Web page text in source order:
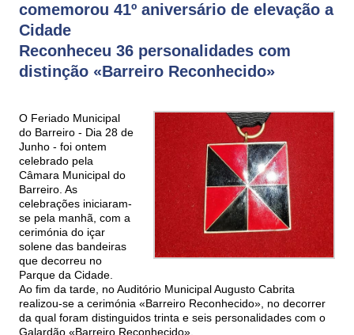
comemorou 41º aniversário de elevação a
Cidade
Reconheceu 36 personalidades com
distinção «Barreiro Reconhecido»
O Feriado Municipal
do Barreiro - Dia 28 de
Junho - foi ontem
celebrado pela
Câmara Municipal do
Barreiro. As
celebrações iniciaram-
se pela manhã, com a
cerimónia do içar
solene das bandeiras
que decorreu no
Parque da Cidade.
Ao fim da tarde, no Auditório Municipal Augusto Cabrita
realizou-se a cerimónia «Barreiro Reconhecido», no decorrer
da qual foram distinguidos trinta e seis personalidades com o
Galardão «Barreiro Reconhecido».